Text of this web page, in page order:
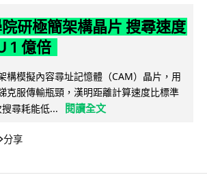
研極簡架構晶片 搜尋速度
1 億倍
構模擬內容尋址記憶體（CAM）晶片，用
克服傳輸瓶頸，漢明距離計算速度比標準
尋耗能低...
閱讀全文
分享